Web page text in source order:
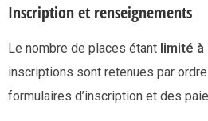
Inscription et renseignements
Le nombre de places étant limité à
inscriptions sont retenues par ordre
formulaires d’inscription et des